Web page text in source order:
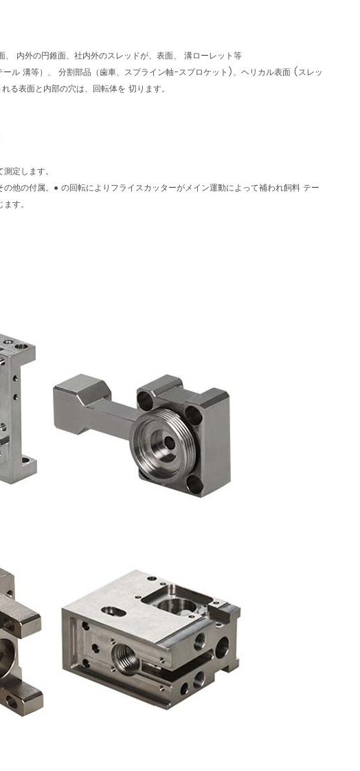
内外の円錐面、社内外のスレッドが、表面、 溝ローレット等
ル 溝等）、 分割部品（歯車、スプライン軸-スプロケット)、ヘリカル表面 (スレッ
る表面と内部の穴は、回転体を 切ります。
定します。
他の付属。● の回転によりフライスカッターがメイン運動によって補われ飼料 テー
す。